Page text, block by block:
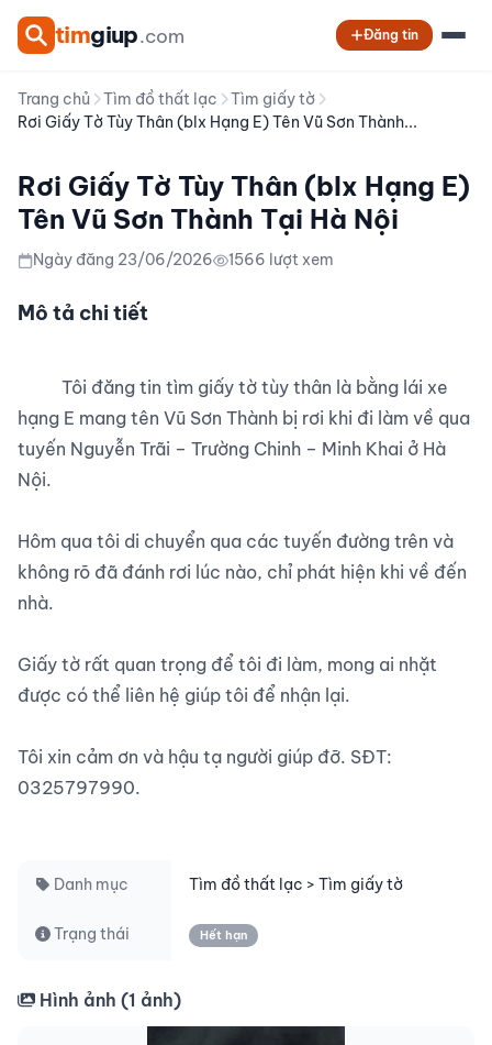
timgiup.com Đăng tin
Trang chủ Tìm đồ thất lạc
Tìm giấy tờ
Rơi Giấy Tờ Tùy Thân (blx Hạng E) Tên Vũ Sơn Thành...
Rơi Giấy Tờ Tùy Thân (blx Hạng E)
Tên Vũ Sơn Thành Tại Hà Nội
Ngày đăng 23/06/2026 1566 lượt xem
Mô tả chi tiết
hạng E mang tên Vũ Sơn Thành bị rơi khi đi làm về qua
tuyến Nguyễn Trãi – Trường Chinh – Minh Khai ở Hà
Nội.
Hôm qua tôi di chuyển qua các tuyến đường trên và
không rõ đã đánh rơi lúc nào, chỉ phát hiện khi về đến
nhà.
Giấy tờ rất quan trọng để tôi đi làm, mong ai nhặt
được có thể liên hệ giúp tôi để nhận lại.
Tôi xin cảm ơn và hậu tạ người giúp đỡ. SĐT:
0325797990.
Danh mục Tìm đồ thất lạc > Tìm giấy tờ
Trạng thái Hết hạn
Hình ảnh (1 ảnh)